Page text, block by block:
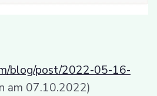
blog/post/2022-05-16-
am 07.10.2022)